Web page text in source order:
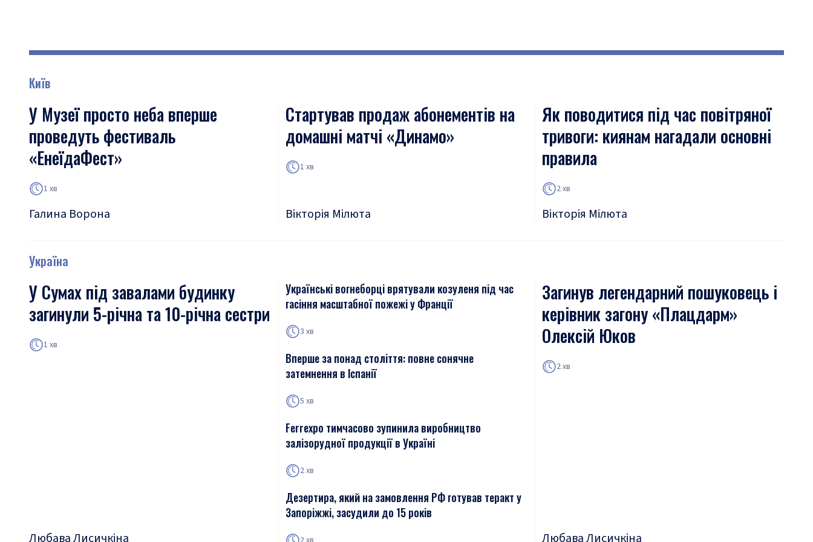
Київ
У Музеї просто неба вперше
проведуть фестиваль
«ЕнеїдаФест»
1 хв
Галина Ворона
Стартував продаж абонементів на
домашні матчі «Динамо»
1 хв
Вікторія Мілюта
Як поводитися під час повітряної
тривоги: киянам нагадали основні
правила
2 хв
Вікторія Мілюта
Україна
У Сумах під завалами будинку
загинули 5-річна та 10-річна сестри
1 хв
Любава Лисичкіна
Українські вогнеборці врятували козуленя під час
гасіння масштабної пожежі у Франції
3 хв
Вперше за понад століття: повне сонячне
затемнення в Іспанії
5 хв
Ferrexpo тимчасово зупинила виробництво
залізорудної продукції в Україні
2 хв
Дезертира, який на замовлення РФ готував теракт у
Запоріжжі, засудили до 15 років
Загинув легендарний пошуковець і
керівник загону «Плацдарм»
Олексій Юков
2 хв
Любава Лисичкіна